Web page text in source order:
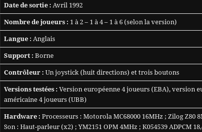
Date de sortie : Avril 1992
Nombre de joueurs : 1 à 2 – 1 à 4 – 1 à 6 (selon la version)
Langue : Anglais
Support : Borne
Contrôleur : Un joystick (huit directions) et trois boutons
Versions testées : Version européenne 4 joueurs (EBA), version
américaine 4 joueurs (UBB)
Hardware : Processeurs : Motorola MC68000 16MHz ; Zilog Z80
Son : Haut-parleur (x2) ; YM2151 OPM 4MHz ; K054539 ADPCM